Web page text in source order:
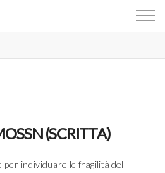
(SCRITTA)
per individuare le fragilità del